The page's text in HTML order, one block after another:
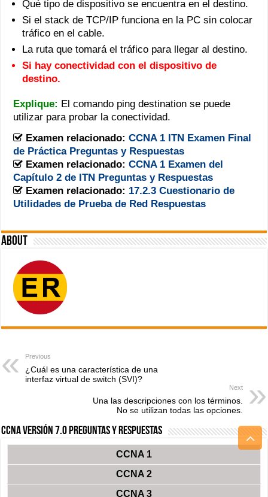
emitir
un
10.1.1.1
en
Qué tipo de dispositivo se encuentra en el destino.
Si el stack de TCP/IP funciona en la PC sin colocar
tráfico en el cable.
La ruta que tomará el tráfico para llegar al destino.
Si hay conectividad con el dispositivo de
destino.
Explique: El comando ping destination se puede
utilizar para probar la conectividad.
Examen relacionado:CCNA 1 ITN Examen Final
de Práctica Preguntas y Respuestas
Examen relacionado:CCNA 1 Examen del
Capítulo 2 de ITN Preguntas y Respuestas
Examen relacionado: 17.2.3 Cuestionario de
Utilidades de Prueba de Red Respuestas
About
Previous
¿Cuál es una característica de una
interfaz virtual de switch (SVI)?
Next
Una las descripciones con los términos.
No se utilizan todas las opciones.
CCNA Versión 7.0 Preguntas y Respuestas
CCNA 1
CCNA 2
CCNA 3